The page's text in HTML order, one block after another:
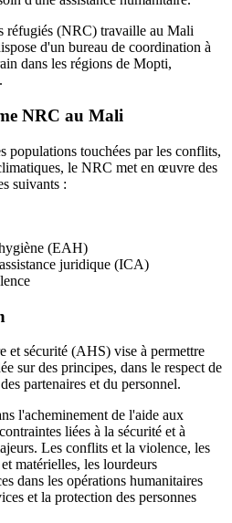
réfugiés (NRC) travaille au Mali
d'un bureau de coordination à
dans les régions de Mopti,
NRC au Mali
populations touchées par les conflits,
le NRC met en œuvre des
suivants :
(EAH)
juridique (ICA)
et sécurité (AHS) vise à permettre
sur des principes, dans le respect de
partenaires et du personnel.
l'acheminement de l'aide aux
liées à la sécurité et à
Les conflits et la violence, les
matérielles, les lourdeurs
dans les opérations humanitaires
et la protection des personnes